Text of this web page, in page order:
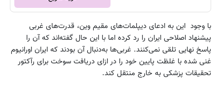
با وجود این به ادعای دیپلمات‌های مقیم وین، قدرت‌های غربی
پیشنهاد اصلاحی ایران را رد کرده اما با این حال گفته‌اند که آن را
پاسخ نهایی تلقی نمی‌کنند. غربی‌ها به‌دنبال آن بودند که ایران اورانیوم
غنی شده با غلظت پایین خود را در ازای دریافت سوخت برای رآکتور
تحقیقات پزشکی به خارج منتقل کند.